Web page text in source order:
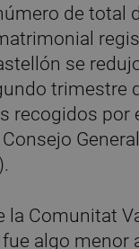
de total
se
trimestre
recogidos por
la Comunitat
algo menor